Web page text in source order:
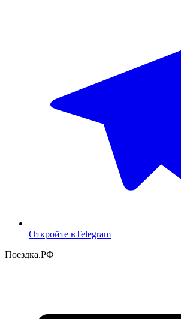
Откройте вTelegram
Поездка.РФ